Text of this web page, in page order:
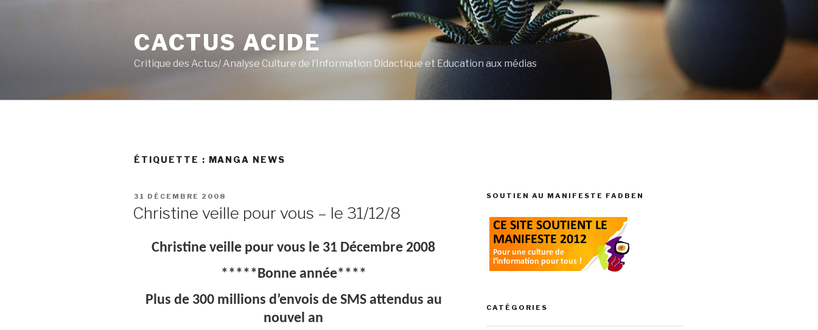
CACTUS ACIDE
Critique des Actus/ Analyse Culture de l’Information Didactique et Education aux médias
ÉTIQUETTE : MANGA NEWS
PUBLIÉ
31 DÉCEMBRE 2008
Christine veille pour vous – le 31/12/8
Christine veille pour vous le 31 Décembre 2008
*****Bonne année****
Plus de 300 millions d’envois de SMS attendus au
nouvel an
SOUTIEN AU MANIFESTE FADBEN
CATÉGORIES